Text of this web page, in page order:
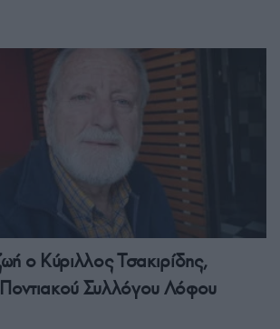
ο Κύριλλος Τσακιρίδης,
Συλλόγου Λόφου